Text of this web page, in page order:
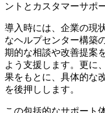
ントとカスタマーサポ
導入時には、企業の現
なヘルプセンター構築
期的な相談や改善提案
よう支援します。更に
果をもとに、具体的な
を後押しします。